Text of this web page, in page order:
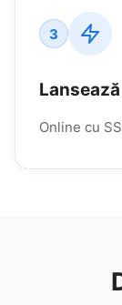
3
Online cu